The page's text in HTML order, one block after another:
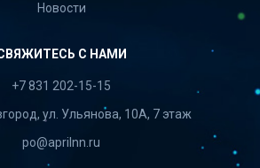
Новости
С НАМИ
+7 831 202-15-15
ул. Ульянова, 10А, 7 этаж
po@aprilnn.ru